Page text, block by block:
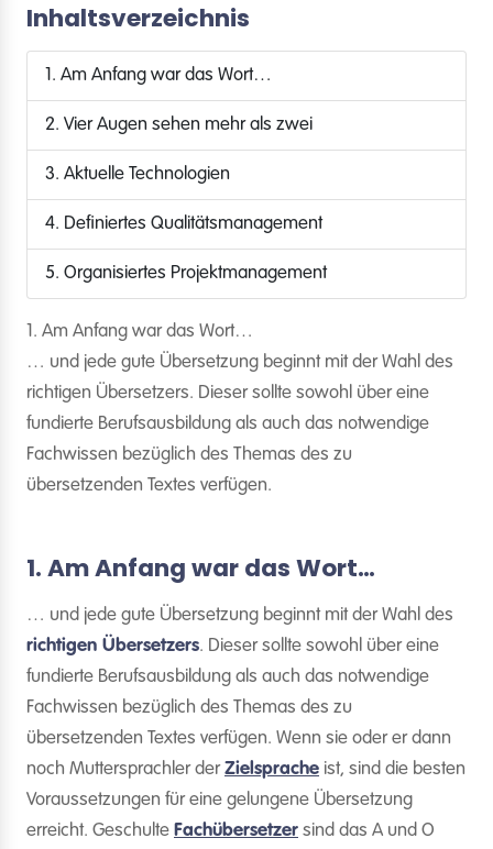
Inhaltsverzeichnis
1. Am Anfang war das Wort…
2. Vier Augen sehen mehr als zwei
3. Aktuelle Technologien
4. Definiertes Qualitätsmanagement
5. Organisiertes Projektmanagement
1. Am Anfang war das Wort…
… und jede gute Übersetzung beginnt mit der Wahl des
richtigen Übersetzers. Dieser sollte sowohl über eine
fundierte Berufsausbildung als auch das notwendige
Fachwissen bezüglich des Themas des zu
übersetzenden Textes verfügen.
1. Am Anfang war das Wort…
… und jede gute Übersetzung beginnt mit der Wahl des
richtigen Übersetzers. Dieser sollte sowohl über eine
fundierte Berufsausbildung als auch das notwendige
Fachwissen bezüglich des Themas des zu
übersetzenden Textes verfügen. Wenn sie oder er dann
noch Muttersprachler derZielsprache ist, sind die besten
Voraussetzungen für eine gelungene Übersetzung
erreicht. Geschulte Fachübersetzer sind das A und O